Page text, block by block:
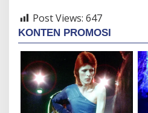
Post Views: 647